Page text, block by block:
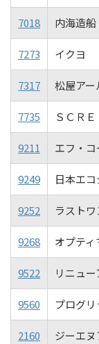
7018 内海造船
7273 イクヨ
7317 松屋アー
7735 ＳＣＲ
9211 エフ・コ
9249 日本エ
9252 ラスト
9268 オプテ
9522 リニュ
9560 プログリ
2160 ジーエ